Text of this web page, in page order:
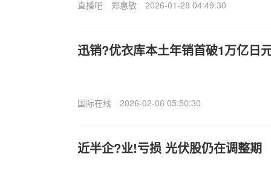
直播吧 郑惠敏 2026-01-28 04:49:30
迅销?优衣库本土年销首破1万亿日
国际在线 2026-02-06 05:50:30
近半企?业!亏损 光伏股仍在调整期